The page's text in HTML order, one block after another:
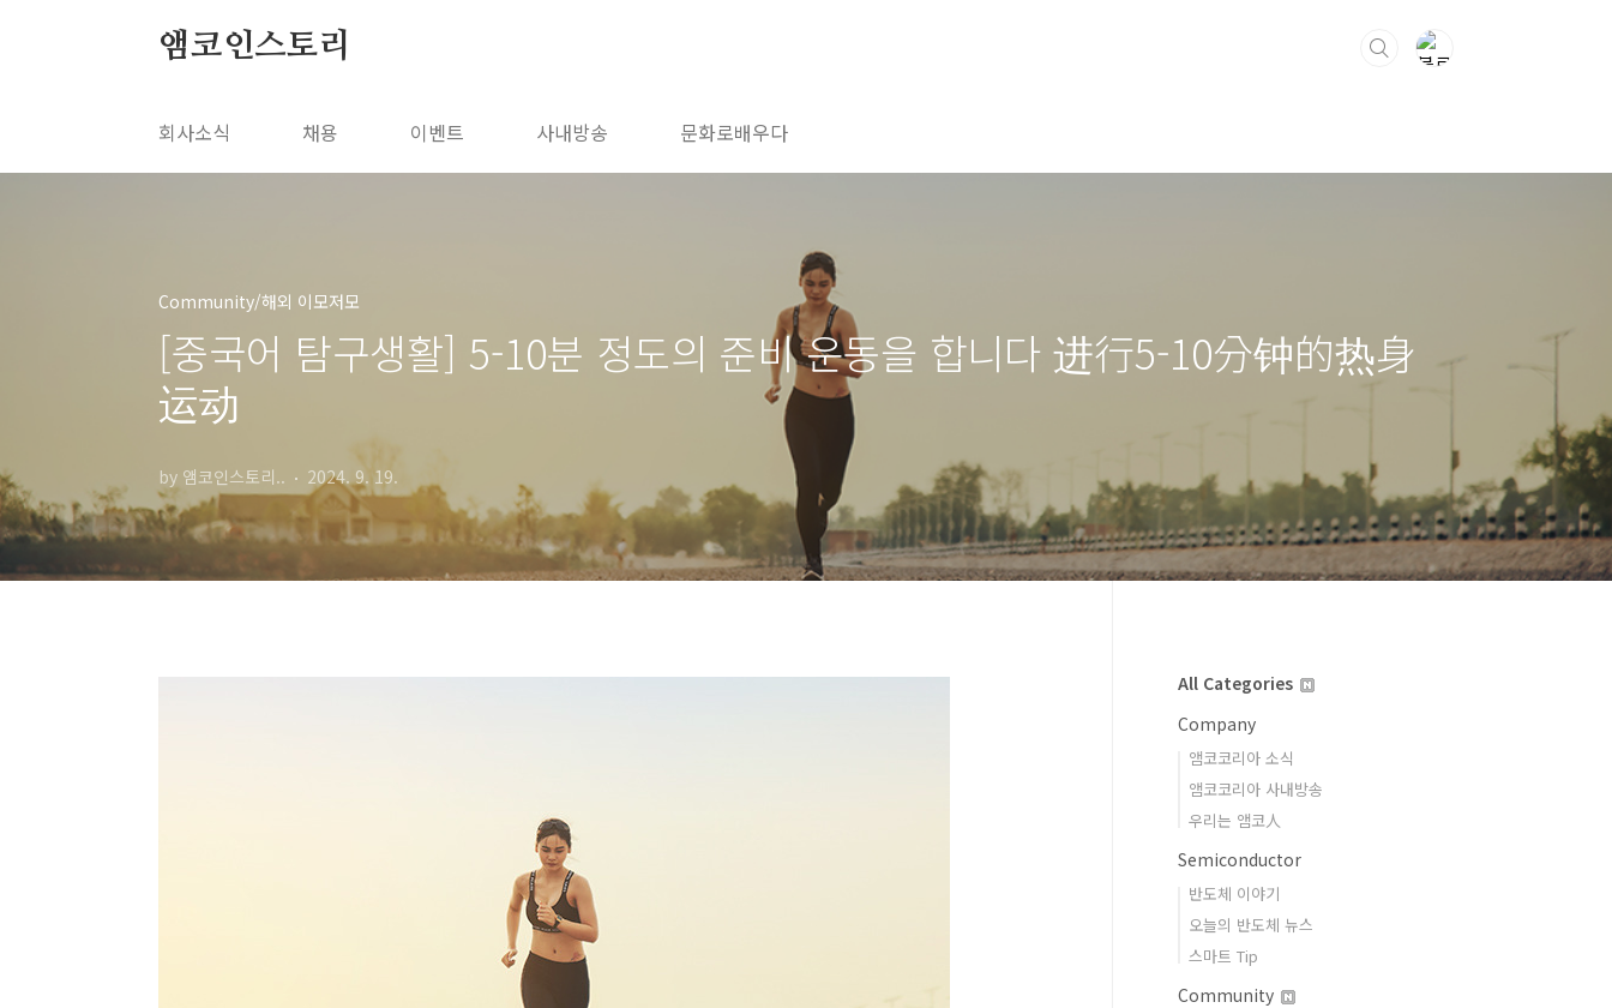
앰코인스토리
회사소식 채용 이벤트 사내방송 문화로배우다
Community/해외 이모저모
[중국어 탐구생활] 5-10분 정도의 준비 운동을 합니다 进行5-10分钟的热身
运动
by 앰코인스토리.. 2024. 9. 19.
All Categories
Company
앰코코리아 소식
앰코코리아 사내방송
우리는 앰코人
Semiconductor
반도체 이야기
오늘의 반도체 뉴스
스마트 Tip
Community